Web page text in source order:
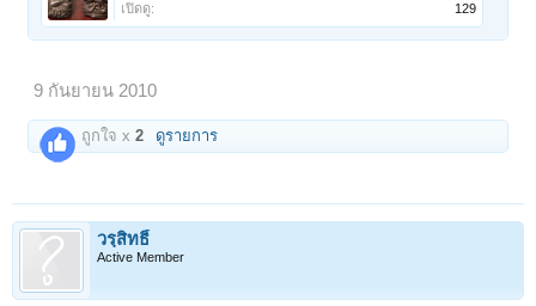
เปิดดู:
129
9 กันยายน 2010
ถูกใจ x2 ดูรายการ
วรฺสิทธิ์
Active Member